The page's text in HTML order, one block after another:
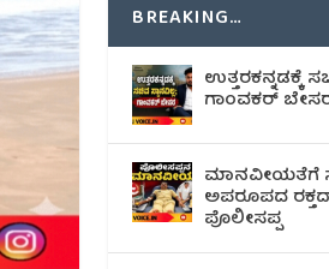
BREAKING…
ಉತ್ತರಕನ್ನಡಕ್ಕೆ
ಗಾಂವಕರ್
ಮಾನವೀಯತೆಗೆ
ಅಪರೂಪದ
ಪೊಲೀಸಪ್ಪ